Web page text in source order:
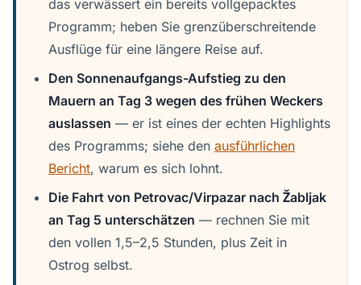
das verwässert ein bereits vollgepacktes
Programm; heben Sie grenzüberschreitende
Ausflüge für eine längere Reise auf.
Den Sonnenaufgangs-Aufstieg zu den
Mauern an Tag 3 wegen des frühen Weckers
auslassen — er ist eines der echten Highlights
des Programms; siehe den ausführlichen
Bericht, warum es sich lohnt.
Die Fahrt von Petrovac/Virpazar nach Žabljak
an Tag 5 unterschätzen — rechnen Sie mit
den vollen 1,5–2,5 Stunden, plus Zeit in
Ostrog selbst.